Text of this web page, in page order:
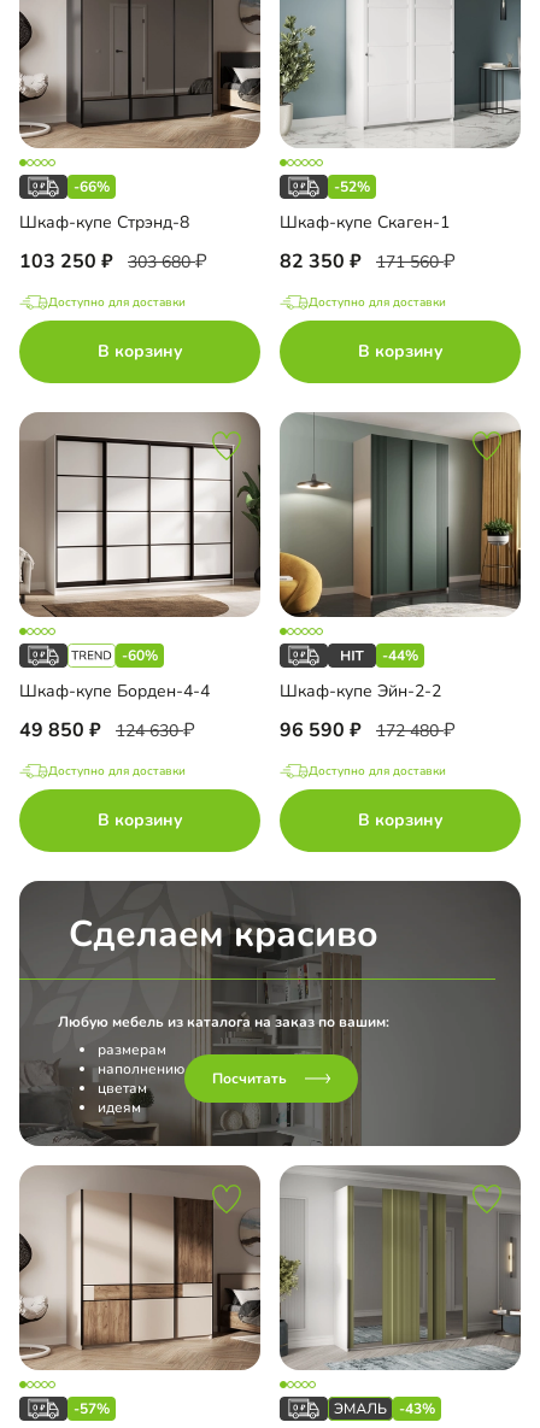
-66%
Шкаф-купе Стрэнд-8
103 250 303 680
Доступно для доставки
В корзину
-52%
Шкаф-купе Скаген-1
82 350 171 560
Доступно для доставки
В корзину
-60%
Шкаф-купе Борден-4-4
49 850 124 630
Доступно для доставки
В корзину
-44%
Шкаф-купе Эйн-2-2
96 590 172 480
Доступно для доставки
В корзину
Сделаем красиво
Любую мебель из каталога на заказ по вашим:
размерам
наполнению
цветам
идеям
Посчитать
-57% -43%